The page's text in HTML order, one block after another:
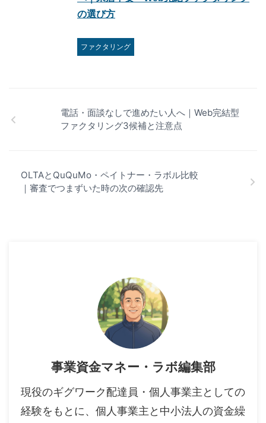
の選び方
ファクタリング
電話・面談なしで進めたい人へ｜Web完結型
ファクタリング3候補と注意点
OLTAとQuQuMo・ペイトナー・ラボル比較
｜審査でつまずいた時の次の確認先
事業資金マネー・ラボ編集部
現役のギグワーク配達員・個人事業主としての
経験をもとに、個人事業主と中小法人の資金繰